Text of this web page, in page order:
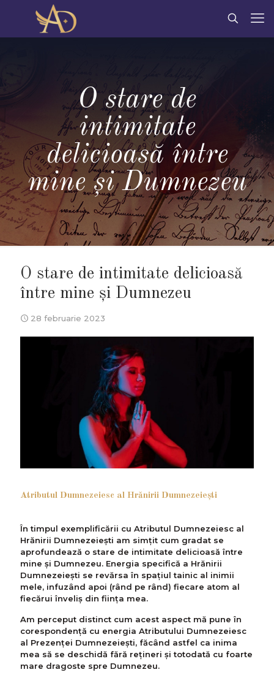
O stare de
intimitate
delicioasă între
mine și Dumnezeu
O stare de intimitate delicioasă
între mine și Dumnezeu
28 februarie 2023
Atributul Dumnezeiesc al Hrănirii Dumnezeiești
În timpul exemplificării cu Atributul Dumnezeiesc al
Hrănirii Dumnezeiești am simțit cum gradat se
aprofundează o stare de intimitate delicioasă între
mine și Dumnezeu. Energia specifică a Hrănirii
Dumnezeieşti se revărsa în spațiul tainic al inimii
mele, infuzând apoi (rând pe rând) fiecare atom al
fiecărui înveliș din ființa mea.
Am perceput distinct cum acest aspect mă pune în
corespondență cu energia Atributului Dumnezeiesc
al Prezenței Dumnezeiești, făcând astfel ca inima
mea să se deschidă fără rețineri și totodată cu foarte
mare dragoste spre Dumnezeu.